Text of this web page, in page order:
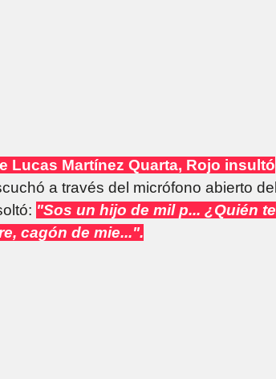
Lucas Martínez Quarta, Rojo insultó
a través del micrófono abierto del
"Sos un hijo de mil p... ¿Quién te
cagón de mie...".